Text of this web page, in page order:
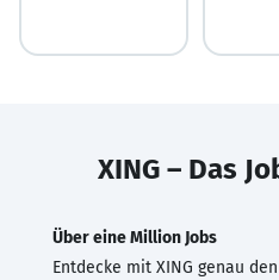
XING – Das
Über eine Million Jobs
Entdecke mit XING genau